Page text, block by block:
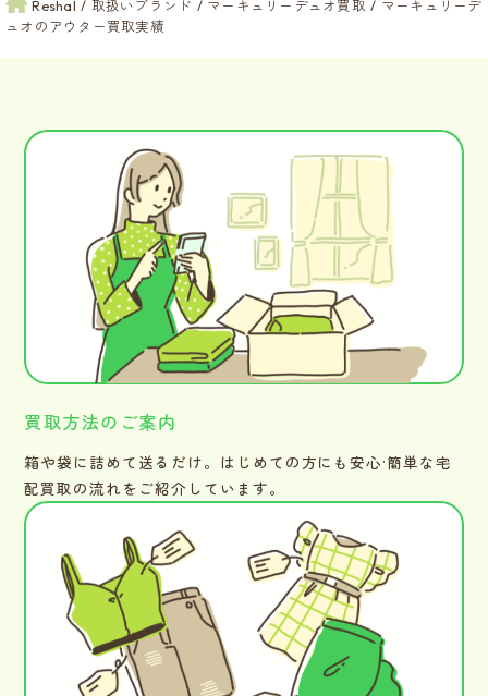
Reshal 取扱いブランド マーキュリーデュオ買取
マーキュリーデ
ュオのアウター買取実績
買取方法のご案内
箱や袋に詰めて送るだけ。はじめての方にも安心·簡単な宅
配買取の流れをご紹介しています。